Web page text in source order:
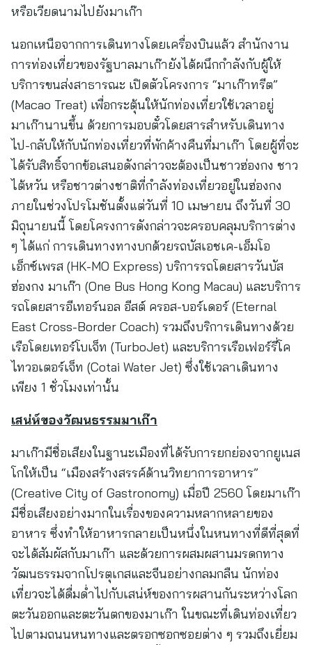
หรือเวียดนามไปยังมาเก๊า
นอกเหนือจากการเดินทางโดยเครื่องบินแล้ว สำนักงาน
การท่องเที่ยวของรัฐบาลมาเก๊ายังได้ผนึกกำลังกับผู้ให้
บริการขนส่งสาธารณะ เปิดตัวโครงการ “มาเก๊าทรีต”
(Macao Treat) เพื่อกระตุ้นให้นักท่องเที่ยวใช้เวลาอยู่
มาเก๊านานขึ้น ด้วยการมอบตั๋วโดยสารสำหรับเดินทาง
ไป-กลับให้กับนักท่องเที่ยวที่พักค้างคืนที่มาเก๊า โดยผู้ที่จะ
ได้รับสิทธิ์จากข้อเสนอดังกล่าวจะต้องเป็นชาวฮ่องกง ชาว
ไต้หวัน หรือชาวต่างชาติที่กำลังท่องเที่ยวอยู่ในฮ่องกง
ภายในช่วงโปรโมชันตั้งแต่วันที่ 10 เมษายน ถึงวันที่ 30
มิถุนายนนี้ โดยโครงการดังกล่าวจะครอบคลุมบริการต่าง
ๆ ได้แก่ การเดินทางทางบกด้วยรถบัสเอชเค-เอ็มโอ
เอ็กซ์เพรส (HK-MO Express) บริการรถโดยสารวันบัส
ฮ่องกง มาเก๊า (One Bus Hong Kong Macau) และบริการ
รถโดยสารอีเทอร์นอล อีสต์ ครอส-บอร์เดอร์ (Eternal
East Cross-Border Coach) รวมถึงบริการเดินทางด้วย
เรือโดยเทอร์โบเจ็ท (TurboJet) และบริการเรือเฟอร์รี่โค
ไทวอเตอร์เจ็ท (Cotai Water Jet) ซึ่งใช้เวลาเดินทาง
เพียง 1 ชั่วโมงเท่านั้น
เสน่ห์ของวัฒนธรรมมาเก๊า
มาเก๊ามีชื่อเสียงในฐานะเมืองที่ได้รับการยกย่องจากยูเนส
โกให้เป็น “เมืองสร้างสรรค์ด้านวิทยาการอาหาร”
(Creative City of Gastronomy) เมื่อปี 2560 โดยมาเก๊า
มีชื่อเสียงอย่างมากในเรื่องของความหลากหลายของ
อาหาร ซึ่งทำให้อาหารกลายเป็นหนึ่งในหนทางที่ดีที่สุดที่
จะได้สัมผัสกับมาเก๊า และด้วยการผสมผสานมรดกทาง
วัฒนธรรมจากโปรตุเกสและจีนอย่างกลมกลืน นักท่อง
เที่ยวจะได้ดื่มด่ำไปกับเสน่ห์ของการผสานกันระหว่างโลก
ตะวันออกและตะวันตกของมาเก๊า ในขณะที่เดินท่องเที่ยว
ไปตามถนนหนทางและตรอกซอกซอยต่าง ๆ รวมถึงเยี่ยม